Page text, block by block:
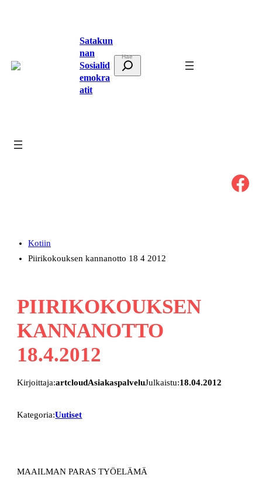
Satakun
nan
Sosialid
emokra
atit
t
Facebook
Kotiin
Piirikokouksen kannanotto 18 4 2012
PIIRIKOKOUKSEN
KANNANOTTO
18.4.2012
Kirjoittaja:artcloudAsiakaspalveluJulkaistu:18.04.2012
Kategoria:Uutiset
MAAILMAN PARAS TYÖELÄMÄ